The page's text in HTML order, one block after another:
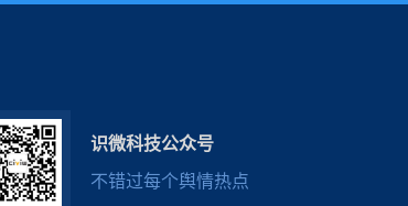
识微科技公众号
不错过每个舆情热点